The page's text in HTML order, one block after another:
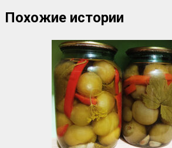
Похожие истории